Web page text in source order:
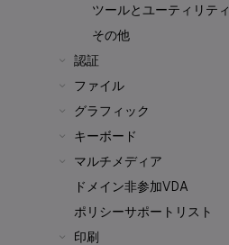
ツールとユーティリティ
その他
認証
ファイル
グラフィック
キーボード
マルチメディア
ドメイン非参加VDA
ポリシーサポートリスト
印刷